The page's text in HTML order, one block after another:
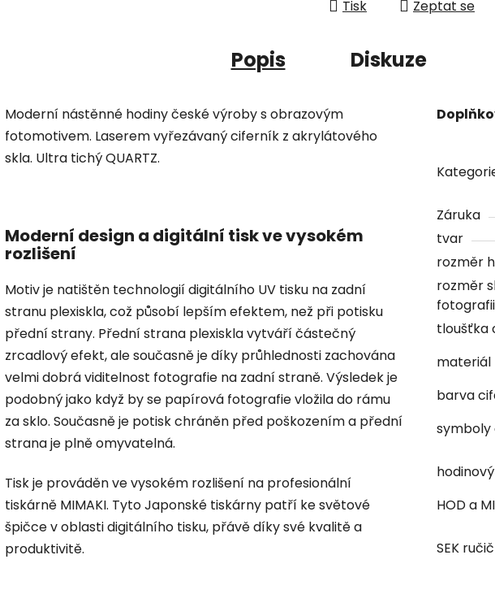
Tisk Zeptat se
Popis Diskuze
Moderní nástěnné hodiny české výroby s obrazovým
fotomotivem. Laserem vyřezávaný ciferník z akrylátového
skla. Ultra tichý QUARTZ.
Moderní design a digitální tisk ve vysokém
rozlišení
Motiv je natištěn technologií digitálního UV tisku na zadní
stranu plexiskla, což působí lepším efektem, než při potisku
přední strany. Přední strana plexiskla vytváří částečný
zrcadlový efekt, ale současně je díky průhlednosti zachována
velmi dobrá viditelnost fotografie na zadní straně. Výsledek je
podobný jako když by se papírová fotografie vložila do rámu
za sklo. Současně je potisk chráněn před poškozením a přední
strana je plně omyvatelná.
Tisk je prováděn ve vysokém rozlišení na profesionální
tiskárně MIMAKI. Tyto Japonské tiskárny patří ke světové
špičce v oblasti digitálního tisku, přávě díky své kvalitě a
produktivitě.
Záruka
tvar
rozměr
rozměr
fotografii
tloušťka
materiál
barva
HOD a
SEK